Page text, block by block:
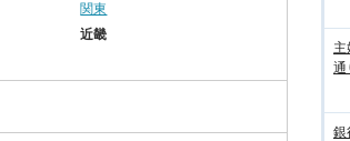
関東
近畿
主
通
銀